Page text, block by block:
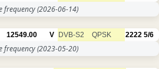
frequency(2026-06-14)
12549.00 V DVB-S2 QPSK 2222 5/6
frequency(2023-05-20)